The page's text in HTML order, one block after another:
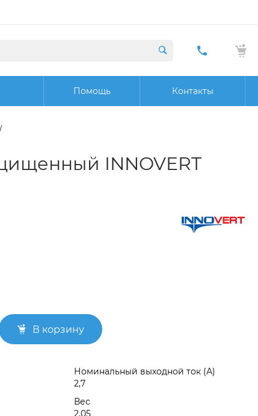
+7 (423)
20 32
Помощь Контакты
/
INNOVERT
В корзину
Номинальный выходной ток (А)
2,7
Вес
2,05